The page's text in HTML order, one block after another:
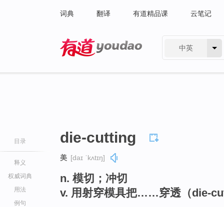
词典 翻译 有道精品课 云笔记
中英
目录
释义
权威词典
用法
例句
die-cutting
美 [daɪ ˈkʌtɪŋ]
n. 模切；冲切
v. 用射穿模具把……穿透（die-